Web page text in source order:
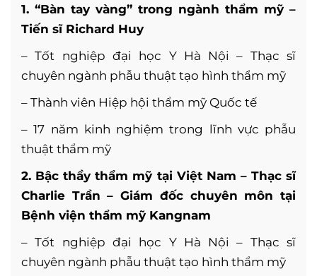
1. “Bàn tay vàng” trong ngành thẩm mỹ –
Tiến sĩ Richard Huy
– Tốt nghiệp đại học Y Hà Nội – Thạc sĩ
chuyên ngành phẫu thuật tạo hình thẩm mỹ
– Thành viên Hiệp hội thẩm mỹ Quốc tế
– 17 năm kinh nghiệm trong lĩnh vực phẫu
thuật thẩm mỹ
2. Bậc thầy thẩm mỹ tại Việt Nam – Thạc sĩ
Charlie Trần – Giám đốc chuyên môn tại
Bệnh viện thẩm mỹ Kangnam
– Tốt nghiệp đại học Y Hà Nội – Thạc sĩ
chuyên ngành phẫu thuật tạo hình thẩm mỹ